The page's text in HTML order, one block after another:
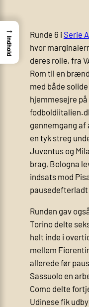
Runde 6 i Serie A
hvor
deres rolle, fra
Rom til en
med både
hjemmesejre
gennemgang af
en tyk streg
Juventus og
brag, Bologna
indsats mod
pausedefterladt
Runden gav
Torino delte
helt inde i
mellem
allerede før
Sassuolo en
Como delte
Udinese fik
→
Indhold